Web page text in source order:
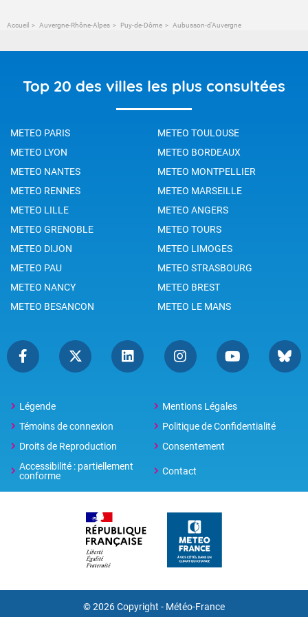
Accueil Auvergne-Rhône-Alpes Puy-de-Dôme Aubusson-d'Auvergne
Top 20 des villes les plus consultées
METEO PARIS
METEO TOULOUSE
METEO LYON
METEO BORDEAUX
METEO NANTES
METEO MONTPELLIER
METEO RENNES
METEO MARSEILLE
METEO LILLE
METEO ANGERS
METEO GRENOBLE
METEO TOURS
METEO DIJON
METEO LIMOGES
METEO PAU
METEO STRASBOURG
METEO NANCY
METEO BREST
METEO BESANCON
METEO LE MANS
Légende
Mentions Légales
Témoins de connexion
Politique de Confidentialité
Droits de Reproduction
Consentement
Accessibilité : partiellement
conforme
Contact
© 2026 Copyright - Météo-France